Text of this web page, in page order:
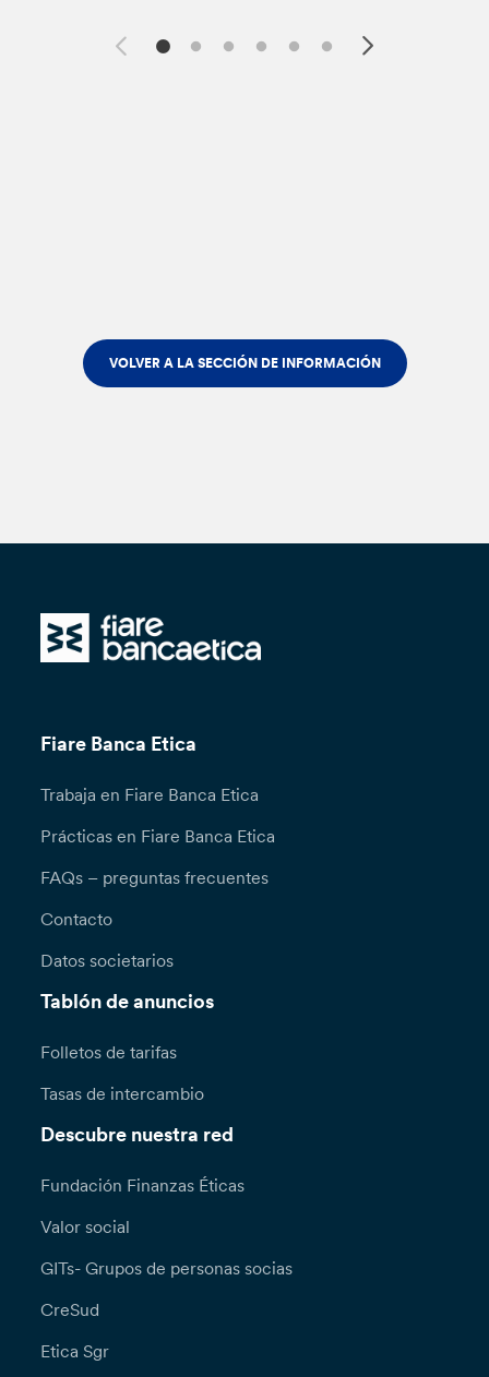
VOLVER A LA SECCIÓN DE INFORMACIÓN
Fiare Banca Etica
Trabaja en Fiare Banca Etica
Prácticas en Fiare Banca Etica
FAQs – preguntas frecuentes
Contacto
Datos societarios
Tablón de anuncios
Folletos de tarifas
Tasas de intercambio
Descubre nuestra red
Fundación Finanzas Éticas
Valor social
GITs- Grupos de personas socias
CreSud
Etica Sgr